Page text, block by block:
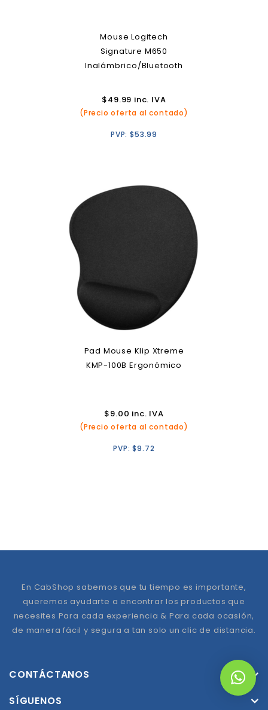
Mouse Logitech
Signature M650
Inalámbrico/Bluetooth
$49.99 inc. IVA
(Precio oferta al contado)
PVP:$53.99
Pad Mouse Klip Xtreme
KMP-100B Ergonómico
$9.00 inc. IVA
(Precio oferta al contado)
PVP:$9.72
En CabShop sabemos que tu tiempo es importante,
queremos ayudarte a encontrar los productos que
necesites Para cada experiencia & Para cada ocasión,
de manera fácil y segura a tan solo un clic de distancia.
CONTÁCTANOS
SÍGUENOS